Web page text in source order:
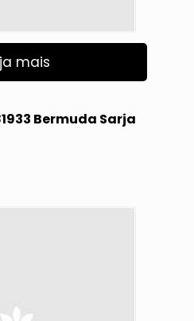
mais
Bermuda Sarja